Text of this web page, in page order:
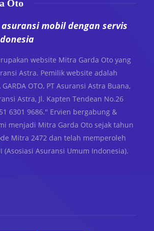
Oto
asuransi mobil dengan servis
website Mitra Garda Oto yang
Astra. Pemilik website adalah
GARDA OTO, PT Asuransi Astra Buana,
Astra, Jl. Kapten Tendean No.26
6301 9686." Ervien bergabung &
menjadi Mitra Garda Oto sejak tahun
Mitra 2472 dan telah memperoleh
(Asosiasi Asuransi Umum Indonesia).